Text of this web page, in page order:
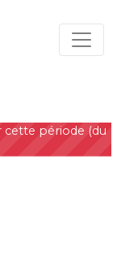
cette période (du